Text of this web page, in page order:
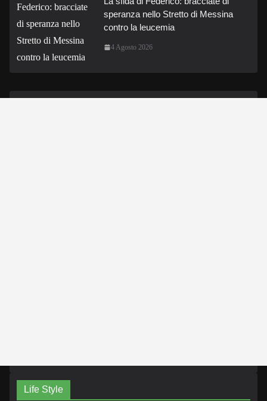
speranza nello Stretto di Messina
contro la leucemia
4 Agosto 2026
Life Style